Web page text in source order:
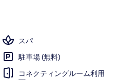
スパ
駐車場 (無料)
コネクティングルーム利用